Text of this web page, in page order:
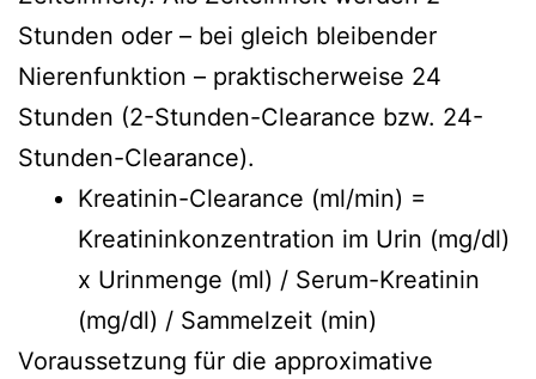
Stunden oder – bei gleich bleibender
Nierenfunktion – praktischerweise 24
Stunden (2-Stunden-Clearance bzw. 24-
Stunden-Clearance).
Kreatinin-Clearance (ml/min) =
Kreatininkonzentration im Urin (mg/dl)
x Urinmenge (ml) / Serum-Kreatinin
(mg/dl) / Sammelzeit (min)
Voraussetzung für die approximative